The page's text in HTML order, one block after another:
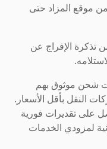
موقع المزاد حتى
تذكرة الإفراج عن
شحن موثوق بهم
النقل بأقل الأسعار.
على تقديرات فورية
لمزودي الخدمات